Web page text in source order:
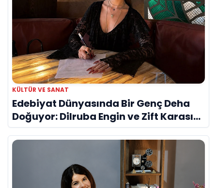
KÜLTÜR VE SANAT
Edebiyat Dünyasında Bir Genç Deha
Doğuyor: Dilruba Engin ve Zift Karası
Evreni ‘AVENOİR’